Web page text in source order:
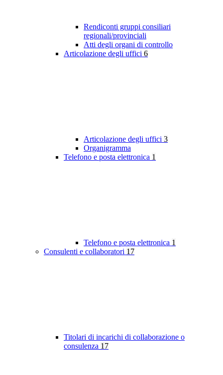
Rendiconti gruppi consiliari
regionali/provinciali
Atti degli organi di controllo
Articolazione degli uffici 6
Articolazione degli uffici 3
Organigramma
Telefono e posta elettronica 1
Telefono e posta elettronica 1
Consulenti e collaboratori 17
Titolari di incarichi di collaborazione o
consulenza 17